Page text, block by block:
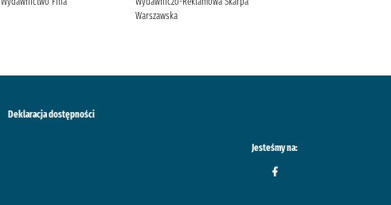
Warszawska
Deklaracja dostępności
Jesteśmy na: